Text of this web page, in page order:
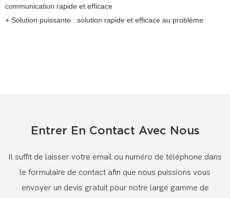
communication rapide et efficace
+ Solution puissante : solution rapide et efficace au problème
Entrer En Contact Avec Nous
Il suffit de laisser votre email ou numéro de téléphone dans
le formulaire de contact afin que nous puissions vous
envoyer un devis gratuit pour notre large gamme de